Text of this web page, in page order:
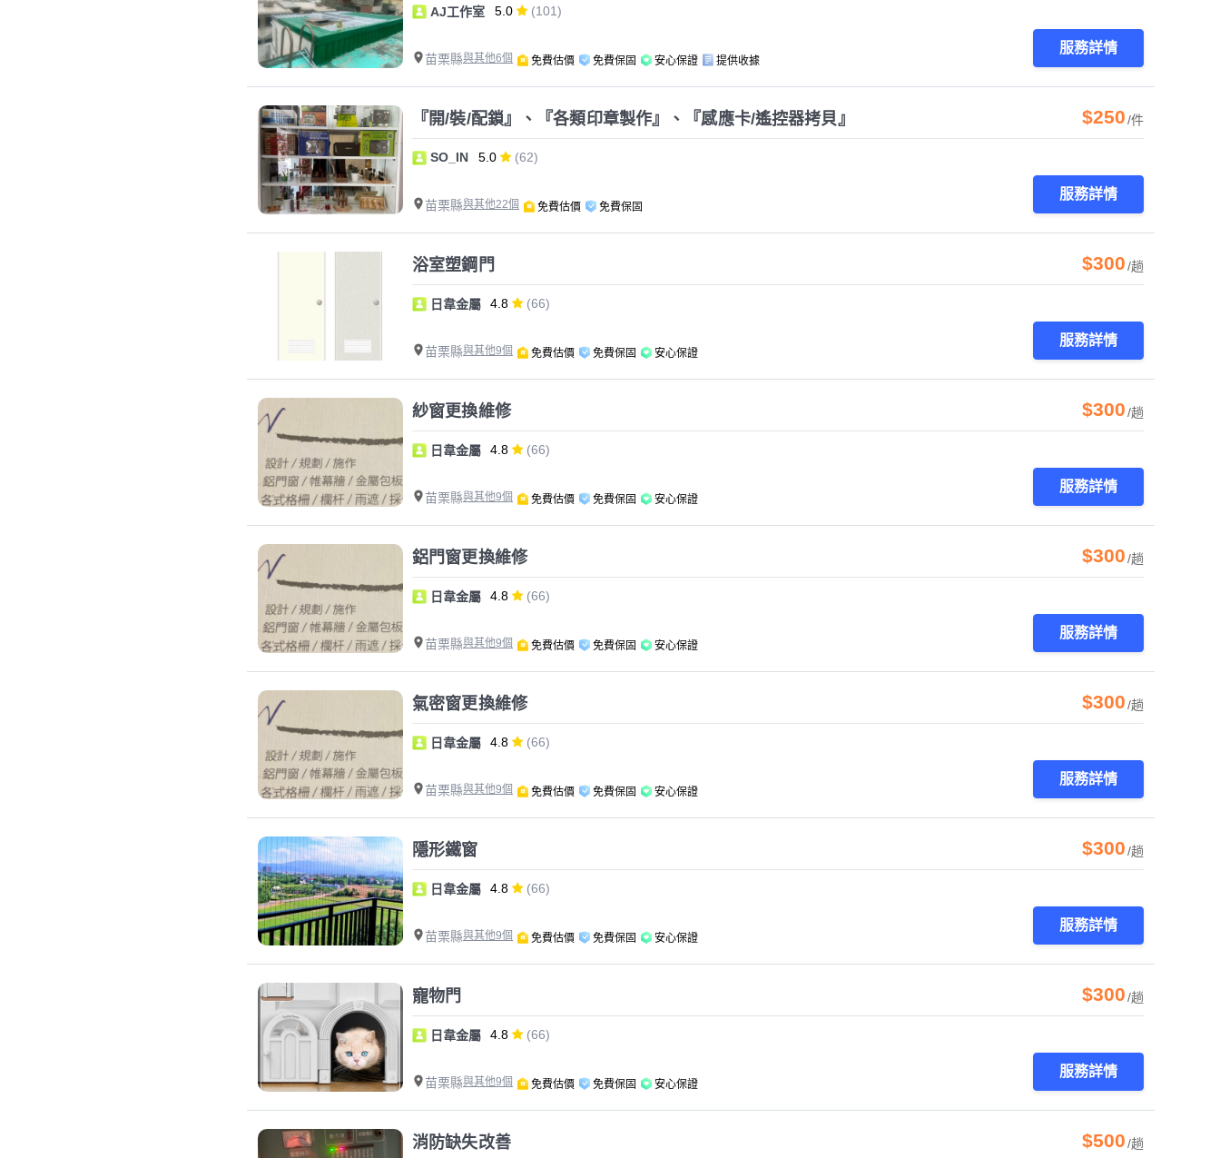
AJ工作室 5.0 (101)
苗栗縣與其他6個 免費估價 免費保固 安心保證 提供收據
服務詳情
『開/裝/配鎖』、『各類印章製作』、『感應卡/遙控器拷貝』 $250/件
SO_IN 5.0 (62)
苗栗縣與其他22個 免費估價 免費保固
服務詳情
浴室塑鋼門 $300/趟
日韋金屬 4.8 (66)
苗栗縣與其他9個 免費估價 免費保固 安心保證
服務詳情
紗窗更換維修 $300/趟
日韋金屬 4.8 (66)
苗栗縣與其他9個 免費估價 免費保固 安心保證
服務詳情
鋁門窗更換維修 $300/趟
日韋金屬 4.8 (66)
苗栗縣與其他9個 免費估價 免費保固 安心保證
服務詳情
氣密窗更換維修 $300/趟
日韋金屬 4.8 (66)
苗栗縣與其他9個 免費估價 免費保固 安心保證
服務詳情
隱形鐵窗 $300/趟
日韋金屬 4.8 (66)
苗栗縣與其他9個 免費估價 免費保固 安心保證
服務詳情
寵物門 $300/趟
日韋金屬 4.8 (66)
苗栗縣與其他9個 免費估價 免費保固 安心保證
服務詳情
消防缺失改善 $500/趟